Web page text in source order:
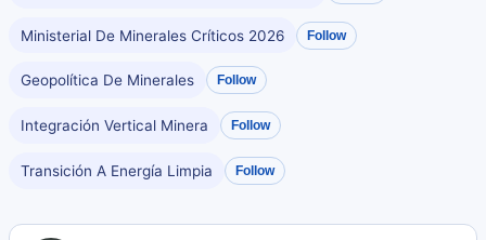
Ministerial De Minerales Críticos 2026 Follow
Geopolítica De Minerales Follow
Integración Vertical Minera Follow
Transición A Energía Limpia Follow